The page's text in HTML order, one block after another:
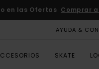
en las Ofertas Comprar
AYUDA &
SKATE